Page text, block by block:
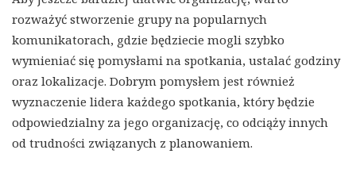
rozważyć stworzenie grupy na popularnych
komunikatorach, gdzie będziecie mogli szybko
wymieniać się pomysłami na spotkania, ustalać godziny
oraz lokalizacje. Dobrym pomysłem jest również
wyznaczenie lidera każdego spotkania, który będzie
odpowiedzialny za jego organizację, co odciąży innych
od trudności związanych z planowaniem.